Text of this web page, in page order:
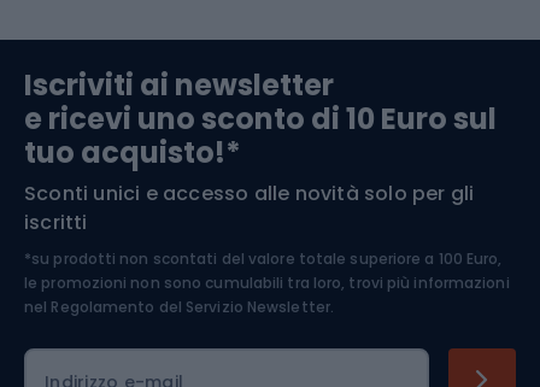
Abbigliamento da escursionismo
Componenti per biciclette
Arrampicata
Medicina dello sport
Abbigliamento ciclistico
Iscriviti ai newsletter
e ricevi uno sconto di 10 Euro sul
tuo acquisto!*
Sconti unici e accesso alle novità solo per gli
iscritti
*su prodotti non scontati del valore totale superiore a 100 Euro,
le promozioni non sono cumulabili tra loro, trovi più informazioni
nel Regolamento del Servizio Newsletter.
Indirizzo e-mail